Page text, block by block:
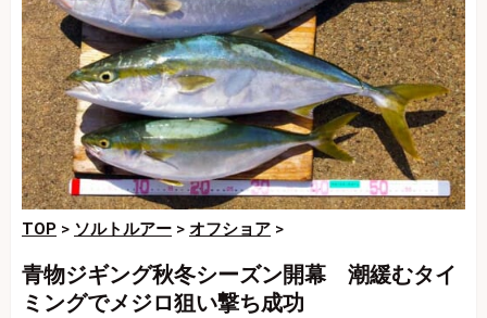
TOP > ソルトルアー > オフショア >
青物ジギング秋冬シーズン開幕 潮緩むタイ
ミングでメジロ狙い撃ち成功